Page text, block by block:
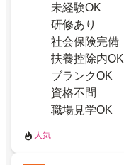
未経験OK
研修あり
社会保険完備
扶養控除内OK
ブランクOK
資格不問
職場見学OK
人気